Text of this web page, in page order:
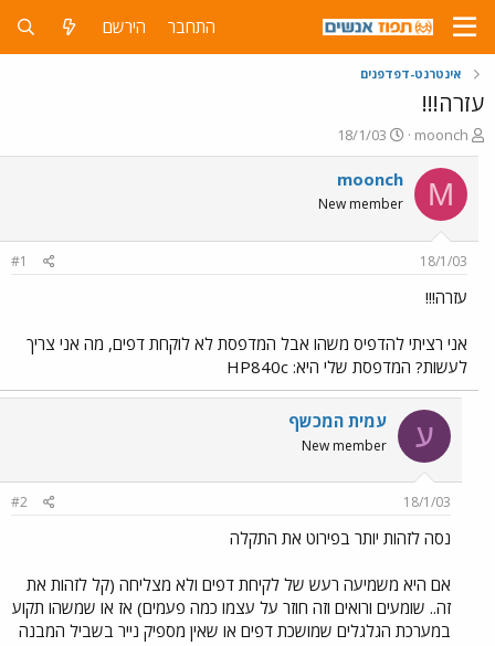
התחבר הירשם
אינטרנט-דפדפנים
עזרה!!!
פ
ו
ת
ח
ה
ש
א
moonch
פ
ו
ר
ס
ם
18/1/03
M
moonch
New member
18/1/03
#1
עזרה!!!
אני רציתי להדפיס משהו אבל המדפסת לא לוקחת דפים, מה אני צריך
לעשות? המדפסת שלי היא: HP840c
ע עמית המכשף
New member
18/1/03
#2
נסה לזהות יותר בפירוט את התקלה
אם היא משמיעה רעש של לקיחת דפים ולא מצליחה (קל לזהות את
זה.. שומעים ורואים וזה חוזר על עצמו כמה פעמים) אז או שמשהו תקוע
במערכת הגלגלים שמושכת דפים או שאין מספיק נייר בשביל המבנה